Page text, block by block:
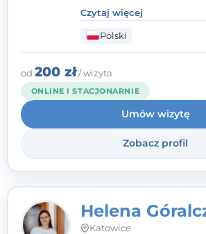
indywidualnej oraz
życia. Zależy mi, by
czym do mnie
sposób pracy do Ciebie -
schematów i bez
Czytaj więcej
Polski
od 200 zł/ wizyta
ONLINE I STACJONARNIE
Umów wizytę
Zobacz profil
Helena
Katowice